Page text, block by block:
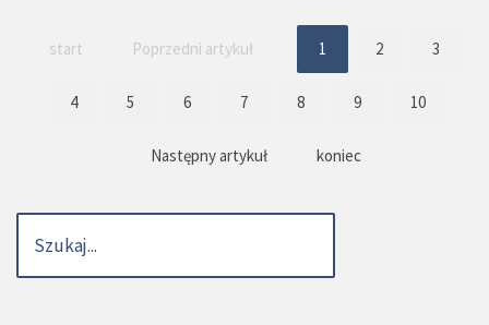
start Poprzedni artykuł 1 2 3
4 5 6 7 8 9 10
Następny artykuł koniec